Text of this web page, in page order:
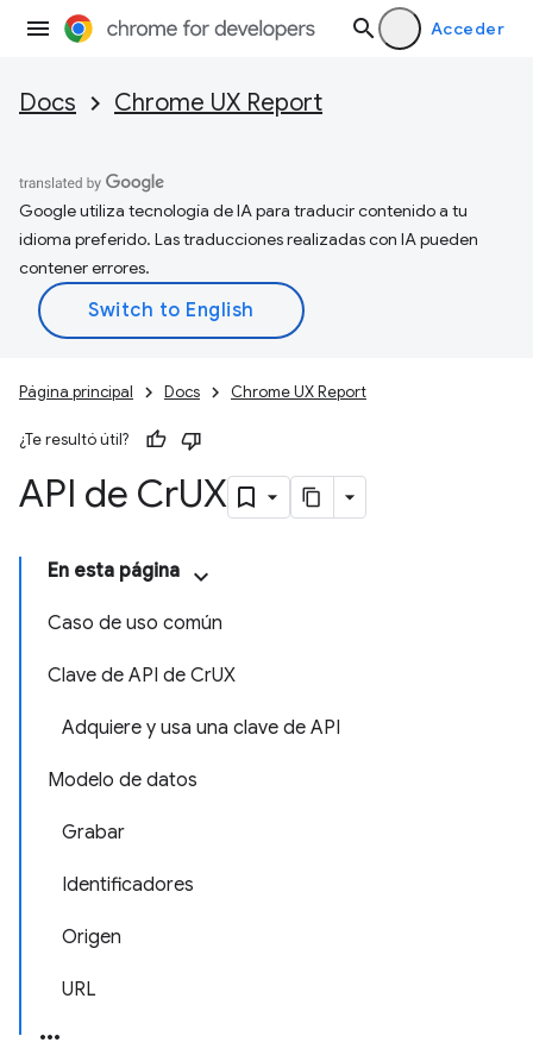
Acceder
Docs Chrome UX Report
Google utiliza tecnología de IA para traducir contenido a tu
idioma preferido. Las traducciones realizadas con IA pueden
contener errores.
Página principal Docs Chrome UX Report
¿Te resultó útil?
API de CrUX
En esta página
Caso de uso común
Clave de API de CrUX
Adquiere y usa una clave de API
Modelo de datos
Grabar
Identificadores
Origen
URL